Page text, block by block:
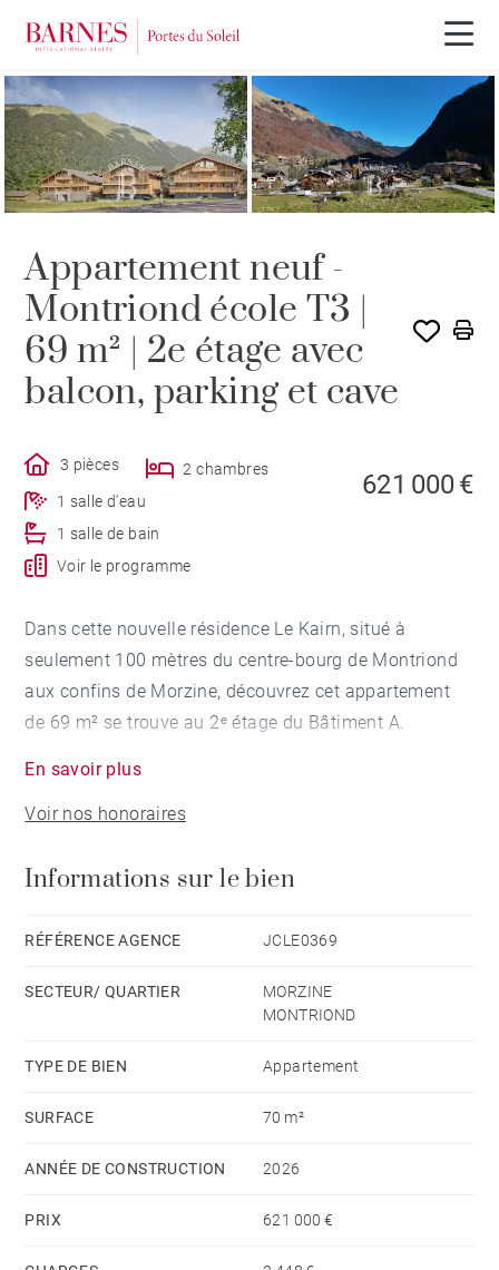
PROGRAMME NEUF
Appartement neuf -
Montriond école T3 |
69 m² | 2e étage avec
balcon, parking et cave
3 pièces
2 chambres
1 salle d'eau
1 salle de bain
Voir le programme
621 000 €
Dans cette nouvelle résidence Le Kairn, situé à
seulement 100 mètres du centre-bourg de Montriond
aux confins de Morzine, découvrez cet appartement
de 69 m² se trouve au 2ᵉ étage du Bâtiment A.
Orienté nord-est / sud-est, il se compose d'une entrée
avec placard, d'une salle de bain, de WC séparés,
avec salle de douche attenante et d'une pièce de vie
à une terrasse de 10 m².
qu'une cave en sous-sol et un local à vélo sécurisé
En savoir plus
Voir nos honoraires
Informations sur le bien
RÉFÉRENCE AGENCE JCLE0369
SECTEUR/ QUARTIER
MORZINE
MONTRIOND
TYPE DE BIEN Appartement
SURFACE 70 m²
ANNÉE DE CONSTRUCTION 2026
PRIX 621 000 €